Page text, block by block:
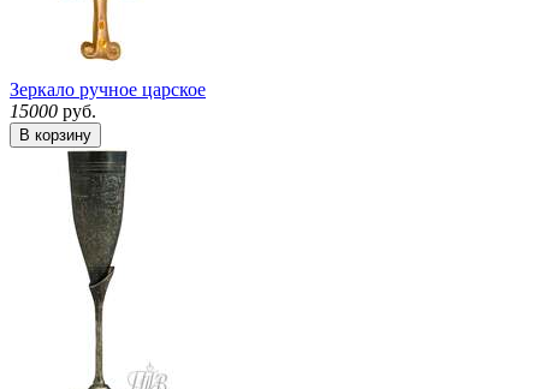
Зеркало ручное царское
15000 руб.
В корзину